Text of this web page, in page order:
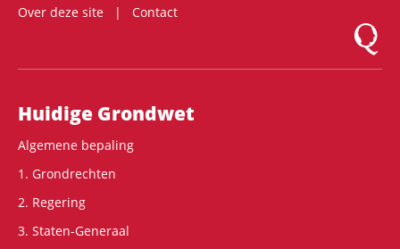
Over deze site
Contact
Logo
Hoofdnavigatie
Huidige Grondwet
Algemene bepaling
1. Grondrechten
2. Regering
3. Staten-Generaal